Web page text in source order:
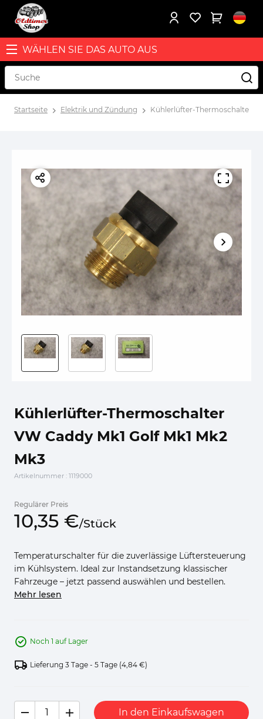
WÄHLEN SIE DAS AUTO AUS
Startseite Elektrik und Zündung Kühlerlüfter-Thermoschalter
Kühlerlüfter-Thermoschalter
VW Caddy Mk1 Golf Mk1 Mk2
Mk3
Artikelnummer : 1119000
Regulärer Preis
10,35 €/Stück
Temperaturschalter für die zuverlässige Lüftersteuerung
im Kühlsystem. Ideal zur Instandsetzung klassischer
Fahrzeuge – jetzt passend auswählen und bestellen.
Mehr lesen
Noch 1 auf Lager
Lieferung 3 Tage - 5 Tage (4,84 €)
In den Einkaufswagen